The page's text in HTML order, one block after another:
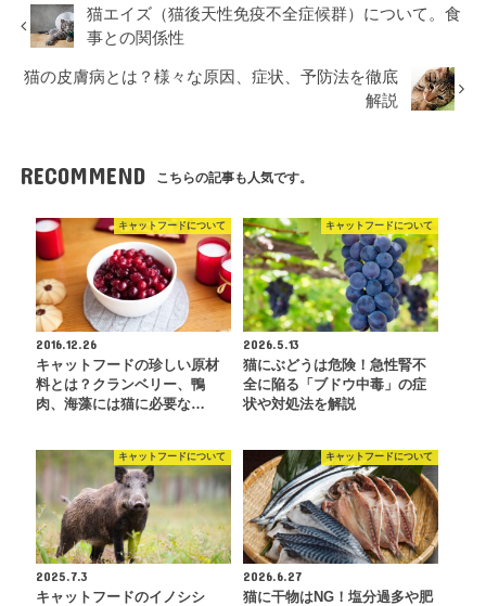
猫エイズ（猫後天性免疫不全症候群）について。食
事との関係性
猫の皮膚病とは？様々な原因、症状、予防法を徹底
解説
RECOMMEND こちらの記事も人気です。
キャットフードについて
2016.12.26
キャットフードの珍しい原材
料とは？クランベリー、鴨
肉、海藻には猫に必要な…
キャットフードについて
2026.5.13
猫にぶどうは危険！急性腎不
全に陥る「ブドウ中毒」の症
状や対処法を解説
キャットフードについて
2025.7.3
キャットフードのイノシシ
キャットフードについて
2026.6.27
猫に干物はNG！塩分過多や肥